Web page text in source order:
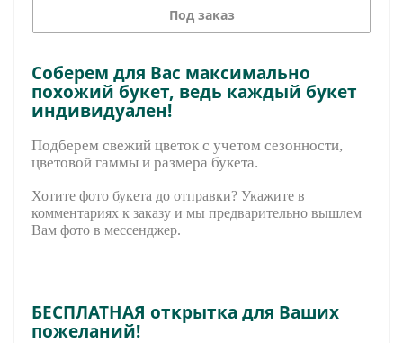
Под заказ
Соберем для Вас максимально
похожий букет, ведь каждый букет
индивидуален!
Подберем свежий цветок с учетом сезонности,
цветовой гаммы и размера букета.
Хотите фото букета до отправки? Укажите в
комментариях к заказу и мы предварительно вышлем
Вам фото в мессенджер.
БЕСПЛАТНАЯ открытка для Ваших
пожеланий!